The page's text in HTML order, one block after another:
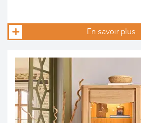
En savoir plus